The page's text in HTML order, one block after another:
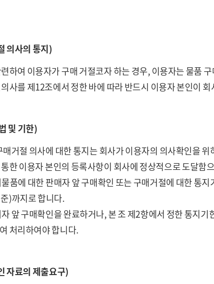
의사의 통지)
하여 이용자가 구매 거절코자 하는 경우, 이용자는 물품
사를 제12조에서 정한 바에 따라 반드시 이용자 본인이
및 기한)
거절 의사에 대한 통지는 회사가 이용자의 의사확인을
한 이용자 본인의 등록사항이 회사에 정상적으로 도달함
품에 대한 판매자 앞 구매확인 또는 구매거절에 대한 통
)까지로 합니다.
앞 구매확인을 완료하거나, 본 조 제2항에서 정한 통지
처리하여야 합니다.
자료의 제출요구)